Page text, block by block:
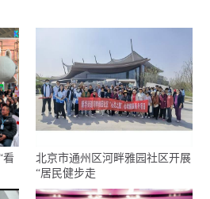
看
北京市通州区河畔雅园社区开展
“居民健步走